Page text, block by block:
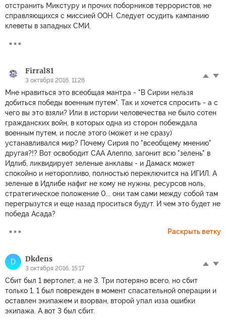
отстранить Микстуру и прочих поборников террористов, не
справляющихся с миссией ООН. Следует осудить кампанию
клеветы в западных СМИ.
Firral81
3 октября 2016, 11:26
Мне нравиться это всеобщая мантра - "В Сирии нельзя
добиться победы военным путем". Так и хочется спросить - а с
чего вы это взяли? Или в истории человечества не было сотен
гражданских войн, в которых одна из сторон побеждала
военным путем, и после этого (может и не сразу)
устанавливался мир? Почему Сирия по "всеобщему мнению"
другая?!? Вот освободит САА Алеппо, загонит всю "зелень" в
Идлиб, ликвидирует зеленые анклавы - и Дамаск может
спокойно и неторопливо, полностью переключится на ИГИЛ. А
зеленые в Идлибе нафиг не кому не нужны, ресурсов ноль,
стратегическое положение 0... они там сами между собой там
перегрызутся и еще назад проситься будут. И чем это будет не
победа Асада?
Раскрыть ветку
D Dkdens
3 октября 2016, 15:17
Сбит был 1 вертолет, а не 3. Три потеряно всего, но сбит
только 1. 1 был поврежден в момент спасательной операции и
оставлен экипажем и взорван, второй упал изза ошибки
экипажа. А вот 3 был сбит.